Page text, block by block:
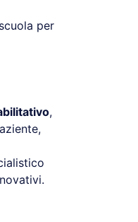
per
,